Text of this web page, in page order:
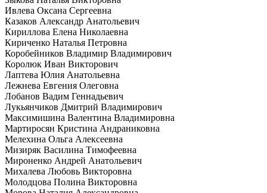
Ивлева Оксана Сергеевна
Казаков Александр Анатольевич
Кириллова Елена Николаевна
Кириченко Наталья Петровна
Коробейников Владимир Владимирович
Королюк Иван Викторович
Лаптева Юлия Анатольевна
Лежнева Евгения Олеговна
Лобанов Вадим Геннадьевич
Лукьянчиков Дмитрий Владимирович
Максимишина Валентина Владимировна
Мартиросян Кристина Андраниковна
Мелехина Ольга Алексеевна
Мизиряк Василина Тимофеевна
Мироненко Андрей Анатольевич
Михалева Любовь Викторовна
Молодцова Полина Викторовна